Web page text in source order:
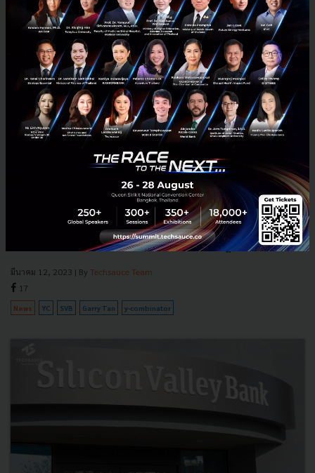
ประธาน Y Combinator เรียกร้องให้สภาคองเกรสช่วยรักษา
‘นวัตกรรมในระบบเศรษฐกิจอเมริกา’ หลัง SVB ล้ม
Garry Tan ประธานและ CEO ของ Y Combinator เขียนจดหมายเปิดผนึก
พร้อมร่วมลงนามกับ CEO และผู้ก่อตั้ง Startup กว่า 3,500 ราย เรียกร้องให้
มีการช่วยเหลือและช่วยรักษา ‘นวัตกรรมในระบบเศรษฐกิ...
มีนาคม 12, 2023 | By Techsauce Team
17
News YC SVB Garry Tan y-combinator